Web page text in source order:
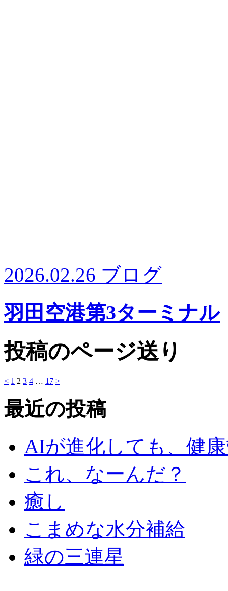
2026.02.26 ブログ
羽田空港第3ターミナル
投稿のページ送り
< 1 2 3 4 … 17 >
最近の投稿
AIが進化しても、健
これ、なーんだ？
癒し
こまめな水分補給
緑の三連星